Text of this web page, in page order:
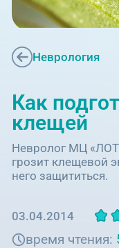
О клинике
Блог врачей
Новости
Пациентам
PreventAGE
запись на
+7
+7
жителей
Неврология
Как
клещей
Невролог МЦ
грозит клещевой
него защититься.
03.04.2014
время чтения: